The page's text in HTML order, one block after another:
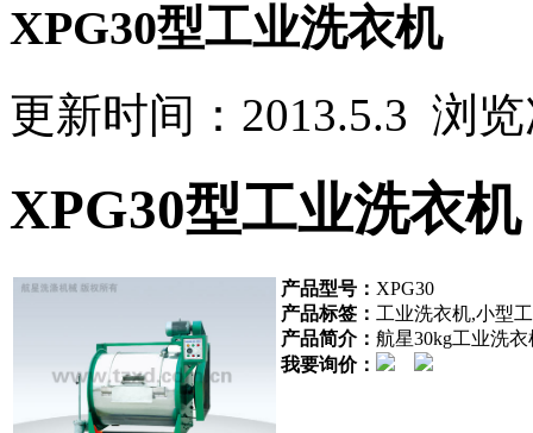
XPG30型工业洗衣机
更新时间：2013.5.3 浏
XPG30型工业洗衣机
产品型号： XPG30
产品标签： 工业洗衣机,小型
产品简介： 航星30kg工业洗
我要询价：